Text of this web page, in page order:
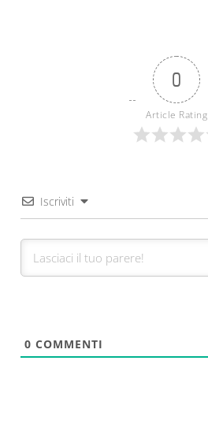
0
Article Rating
Iscriviti
0 COMMENTI